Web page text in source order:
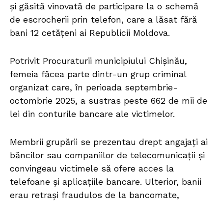
și găsită vinovată de participare la o schemă
de escrocherii prin telefon, care a lăsat fără
bani 12 cetățeni ai Republicii Moldova.
Potrivit Procuraturii municipiului Chișinău,
femeia făcea parte dintr-un grup criminal
organizat care, în perioada septembrie-
octombrie 2025, a sustras peste 662 de mii de
lei din conturile bancare ale victimelor.
Membrii grupării se prezentau drept angajați ai
băncilor sau companiilor de telecomunicații și
convingeau victimele să ofere acces la
telefoane și aplicațiile bancare. Ulterior, banii
erau retrași fraudulos de la bancomate,